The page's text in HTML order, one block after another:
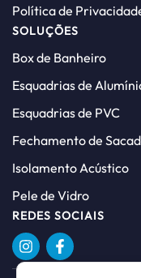
Política de
SOLUÇÕES
Box de Banheiro
Esquadrias de
Esquadrias de PVC
Fechamento de
Isolamento Acústico
Pele de Vidro
REDES SOCIAIS